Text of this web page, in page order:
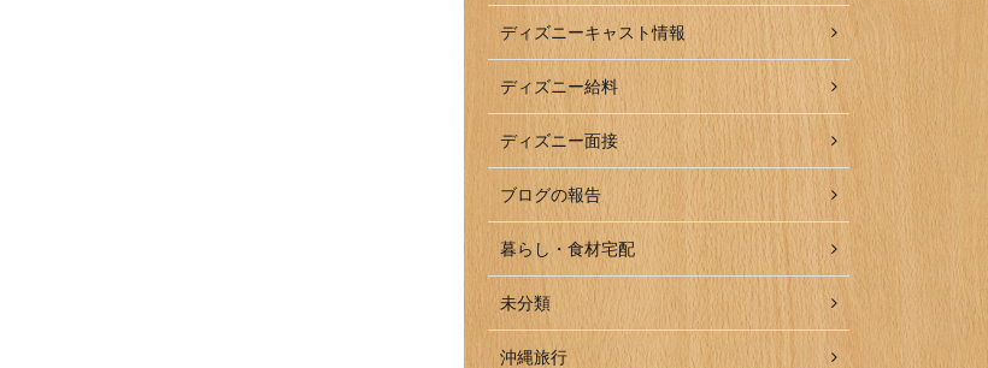
ディズニーキャスト情報
ディズニー給料
ディズニー面接
ブログの報告
暮らし・食材宅配
未分類
沖縄旅行